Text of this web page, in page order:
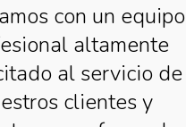
con un equipo
altamente
al servicio de
clientes y